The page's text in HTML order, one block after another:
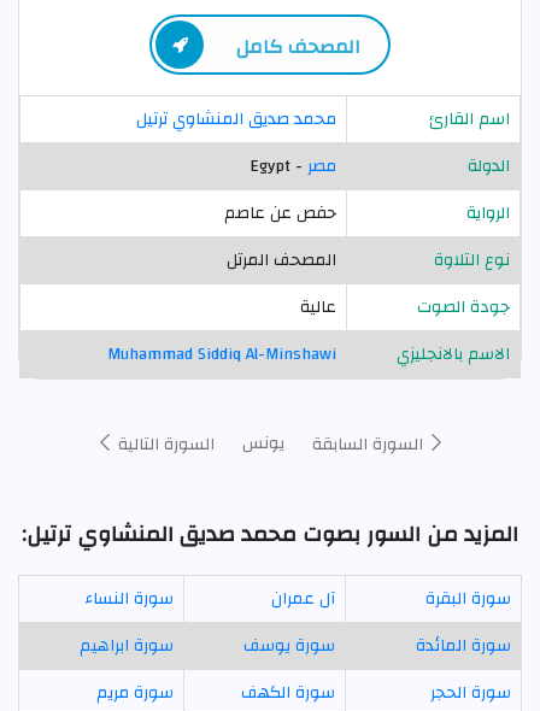
المصحف كامل
اسم القارئ
محمد صديق المنشاوي ترتيل
الدولة
مصر- Egypt
الرواية
حفص عن عاصم
نوع التلاوة
المصحف المرتل
جودة الصوت
عالية
الاسم بالانجليزي
Muhammad Siddiq Al-Minshawi
السورة السابقة يونس السورة التالية
المزيد من السور بصوت محمد صديق المنشاوي ترتيل:
سورة البقرة آل عمران
سورة النساء
سورة المائدة
سورة يوسف
سورة ابراهيم
سورة الحجر
سورة الكهف
سورة مريم